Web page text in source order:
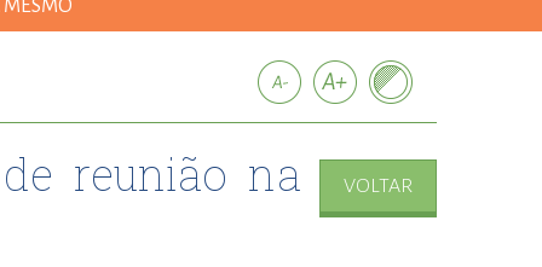
MESMO
reunião na
VOLTAR